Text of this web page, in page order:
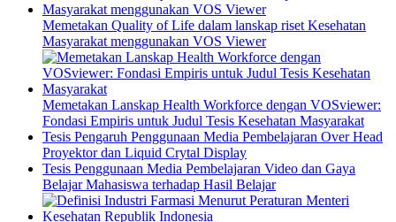
Memetakan Quality of Life dalam lanskap riset Kesehatan
Masyarakat menggunakan VOS Viewer
Memetakan Lanskap Health Workforce dengan VOSviewer:
Fondasi Empiris untuk Judul Tesis Kesehatan Masyarakat
Tesis Pengaruh Penggunaan Media Pembelajaran Over Head
Proyektor dan Liquid Crytal Display
Tesis Penggunaan Media Pembelajaran Video dan Gaya
Belajar Mahasiswa terhadap Hasil Belajar